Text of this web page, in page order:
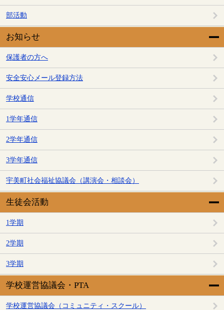
部活動
お知らせ
保護者の方へ
安全安心メール登録方法
学校通信
1学年通信
2学年通信
3学年通信
宇美町社会福祉協議会（講演会・相談会）
生徒会活動
1学期
2学期
3学期
学校運営協議会・PTA
学校運営協議会（コミュニティ・スクール）